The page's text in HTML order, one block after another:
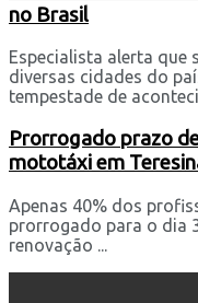
no Brasil
Especialista alerta que
diversas cidades do
tempestade de
Prorrogado prazo
mototáxi em
Apenas 40% dos
prorrogado para o dia
renovação ...